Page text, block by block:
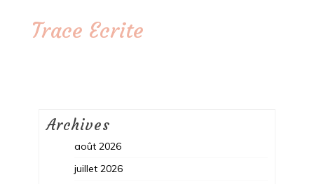
Trace Ecrite
Archives
août 2026
juillet 2026